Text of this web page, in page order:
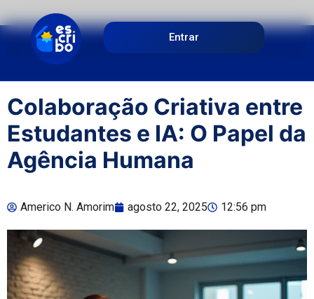
Entrar
Colaboração Criativa entre
Estudantes e IA: O Papel da
Agência Humana
Americo N. Amorim agosto 22, 2025 12:56 pm